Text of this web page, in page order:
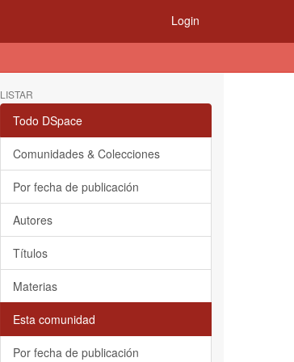
Login
LISTAR
Todo DSpace
Comunidades & Colecciones
Por fecha de publicación
Autores
Títulos
Materias
Esta comunidad
Por fecha de publicación